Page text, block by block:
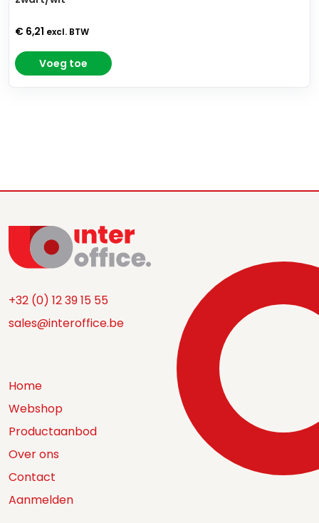
€ 6,21 excl. BTW
Voeg toe
+32 (0) 12 39 15 55
sales@interoffice.be
Home
Webshop
Productaanbod
Over ons
Contact
Aanmelden